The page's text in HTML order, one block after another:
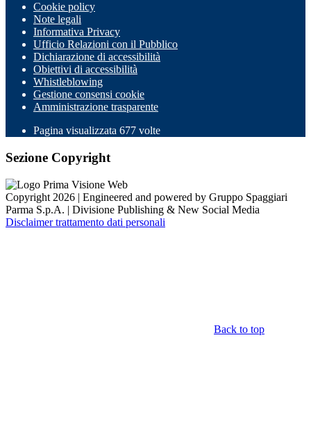
Cookie policy
Note legali
Informativa Privacy
Ufficio Relazioni con il Pubblico
Dichiarazione di accessibilità
Obiettivi di accessibilità
Whistleblowing
Gestione consensi cookie
Amministrazione trasparente
Pagina visualizzata 677 volte
Sezione Copyright
Copyright 2026 | Engineered and powered by Gruppo Spaggiari
Parma S.p.A. | Divisione Publishing & New Social Media
Disclaimer trattamento dati personali
Back to top